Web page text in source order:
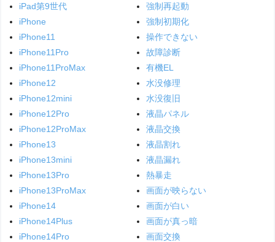
iPad第9世代
iPhone
iPhone11
iPhone11Pro
iPhone11ProMax
iPhone12
iPhone12mini
iPhone12Pro
iPhone12ProMax
iPhone13
iPhone13mini
iPhone13Pro
iPhone13ProMax
iPhone14
iPhone14Plus
iPhone14Pro
強制再起動
強制初期化
操作できない
故障診断
有機EL
水没修理
水没復旧
液晶パネル
液晶交換
液晶割れ
液晶漏れ
熱暴走
画面が映らない
画面が白い
画面が真っ暗
画面交換